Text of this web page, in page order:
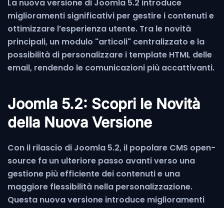
La nuova versione di Joomla 5.2 introduce
miglioramenti significativi per gestire i contenuti e
ottimizzare l’esperienza utente. Tra le novità
principali, un modulo "articoli" centralizzato e la
possibilità di personalizzare i template HTML delle
email, rendendo le comunicazioni più accattivanti.
Joomla 5.2: Scopri le Novità
della Nuova Versione
Con il rilascio di Joomla 5.2, il popolare CMS open-
source fa un ulteriore passo avanti verso una
gestione più efficiente dei contenuti e una
maggiore flessibilità nella personalizzazione.
Questa nuova versione introduce miglioramenti